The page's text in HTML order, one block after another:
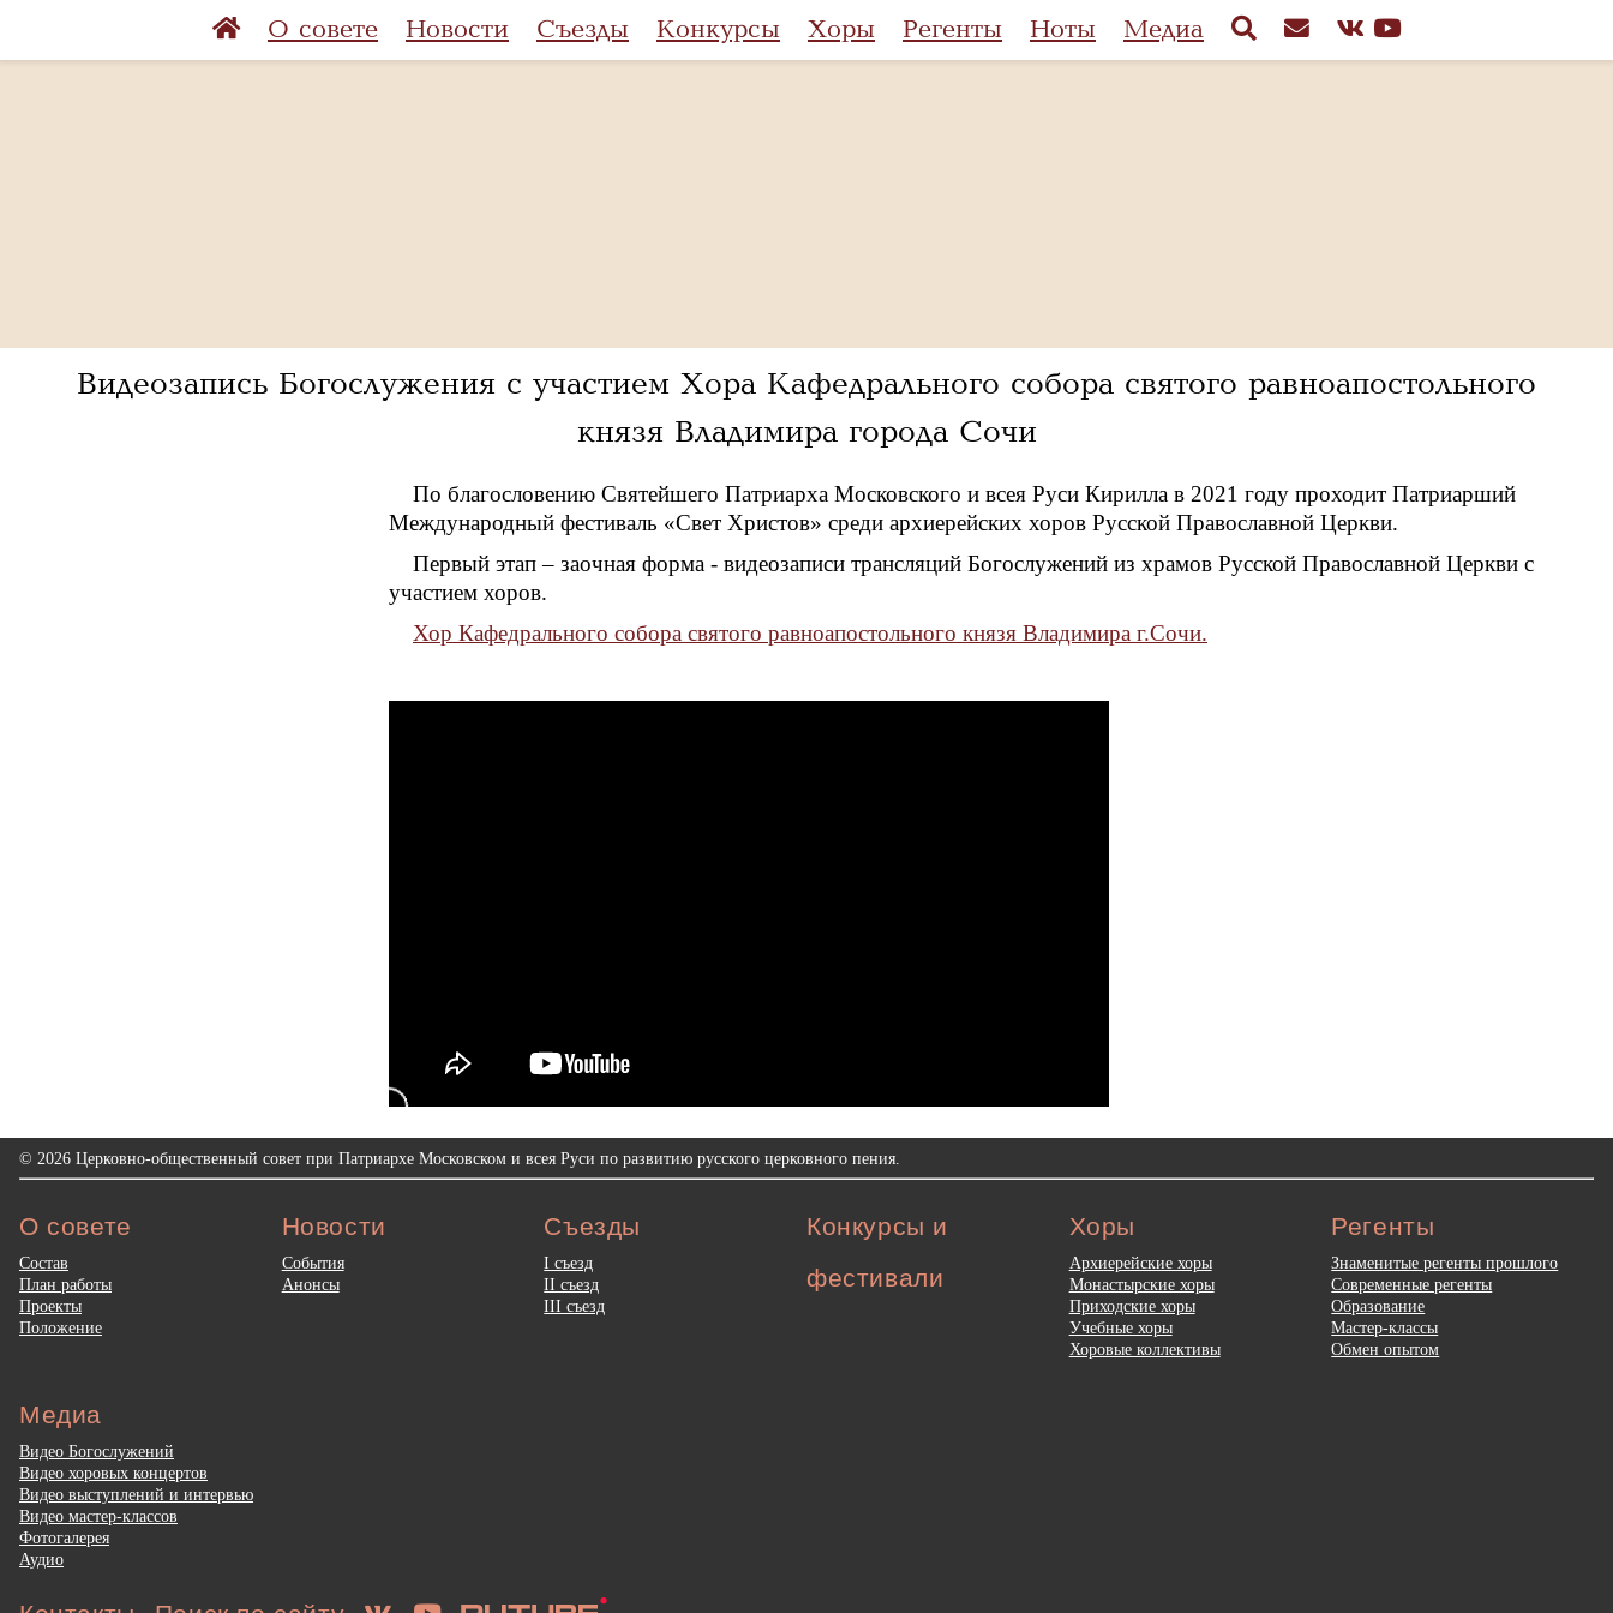
О совете Новости Съезды Конкурсы Хоры Регенты Ноты Медиа
Видеозапись Богослужения с участием Хора Кафедрального собора святого равноапостольного
князя Владимира города Сочи
По благословению Святейшего Патриарха Московского и всея Руси Кирилла в 2021 году проходит Патриарший
Международный фестиваль «Свет Христов» среди архиерейских хоров Русской Православной Церкви.
Первый этап – заочная форма - видеозаписи трансляций Богослужений из храмов Русской Православной Церкви с
участием хоров.
Хор Кафедрального собора святого равноапостольного князя Владимира г.Сочи.
© 2026 Церковно-общественный совет при Патриархе Московском и всея Руси по развитию русского церковного пения.
О совете
Состав
План работы
Проекты
Положение
Новости
События
Анонсы
Съезды
I съезд
II съезд
III съезд
Конкурсы и
фестивали
Хоры
Архиерейские хоры
Монастырские хоры
Приходские хоры
Учебные хоры
Хоровые коллективы
Регенты
Знаменитые регенты прошлого
Современные регенты
Образование
Мастер-классы
Обмен опытом
Медиа
Видео Богослужений
Видео хоровых концертов
Видео выступлений и интервью
Видео мастер-классов
Фотогалерея
Аудио